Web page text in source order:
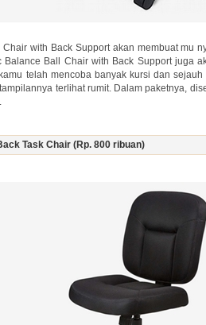
with Back Support akan membuat mu
Balance Ball Chair with Back Support juga
telah mencoba banyak kursi dan
terlihat rumit. Dalam paketnya,
Task Chair (Rp. 800 ribuan)